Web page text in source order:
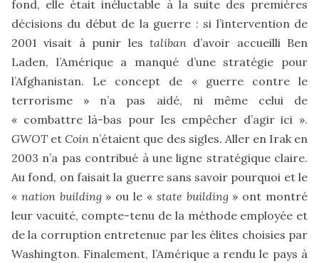
fond, elle était inéluctable à la suite des premières
décisions du début de la guerre : si l’intervention de
2001 visait à punir les taliband’avoir accueilli Ben
Laden, l’Amérique a manqué d’une stratégie pour
l’Afghanistan. Le concept de « guerre contre le
terrorisme » n’a pas aidé, ni même celui de
« combattre là-bas pour les empêcher d’agir ici ».
GWOT etCoin n’étaient que des sigles. Aller en Irak en
2003 n’a pas contribué à une ligne stratégique claire.
Au fond, on faisait la guerre sans savoir pourquoi et le
« nation building» ou le « state building» ont montré
leur vacuité, compte-tenu de la méthode employée et
de la corruption entretenue par les élites choisies par
Washington. Finalement, l’Amérique a rendu le pays à